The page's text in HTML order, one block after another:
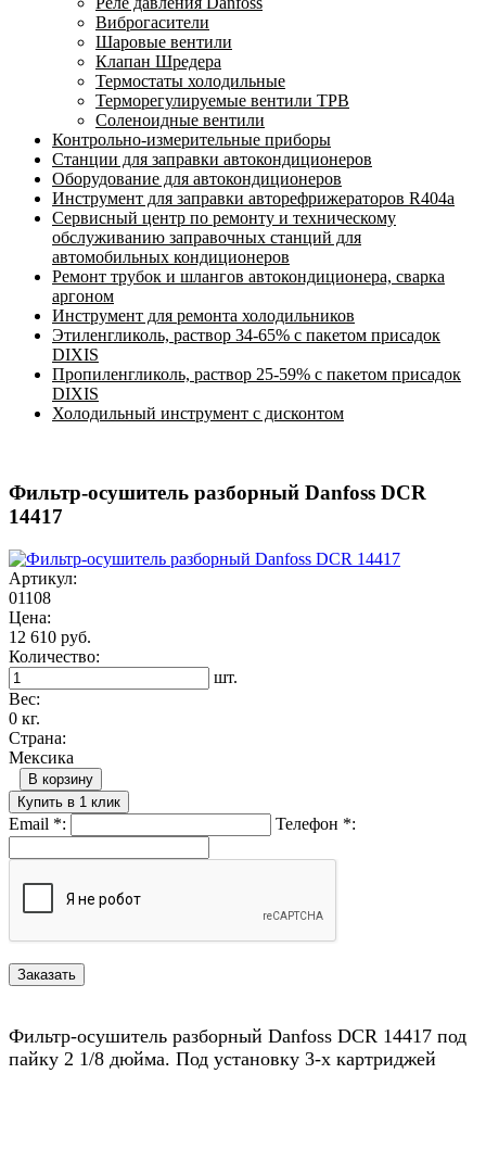
Виброгасители
Шаровые вентили
Клапан Шредера
Термостаты холодильные
Терморегулируемые вентили ТРВ
Соленоидные вентили
Контрольно-измерительные приборы
Станции для заправки автокондиционеров
Оборудование для автокондиционеров
Инструмент для заправки авторефрижераторов R404a
Сервисный центр по ремонту и техническому
обслуживанию заправочных станций для
автомобильных кондиционеров
Ремонт трубок и шлангов автокондиционера, сварка
аргоном
Инструмент для ремонта холодильников
Этиленгликоль, раствор 34-65% с пакетом присадок
DIXIS
Пропиленгликоль, раствор 25-59% с пакетом присадок
DIXIS
Холодильный инструмент с дисконтом
Фильтр-осушитель разборный Danfoss DCR
14417
Артикул:
01108
Цена:
12 610 руб.
Количество:
шт.
Вес:
0 кг.
Страна:
Мексика
В корзину
Купить в 1 клик
Email *: Телефон *:
Фильтр-осушитель разборный Danfoss DCR 14417 под
пайку 2 1/8 дюйма. Под установку 3-х картриджей